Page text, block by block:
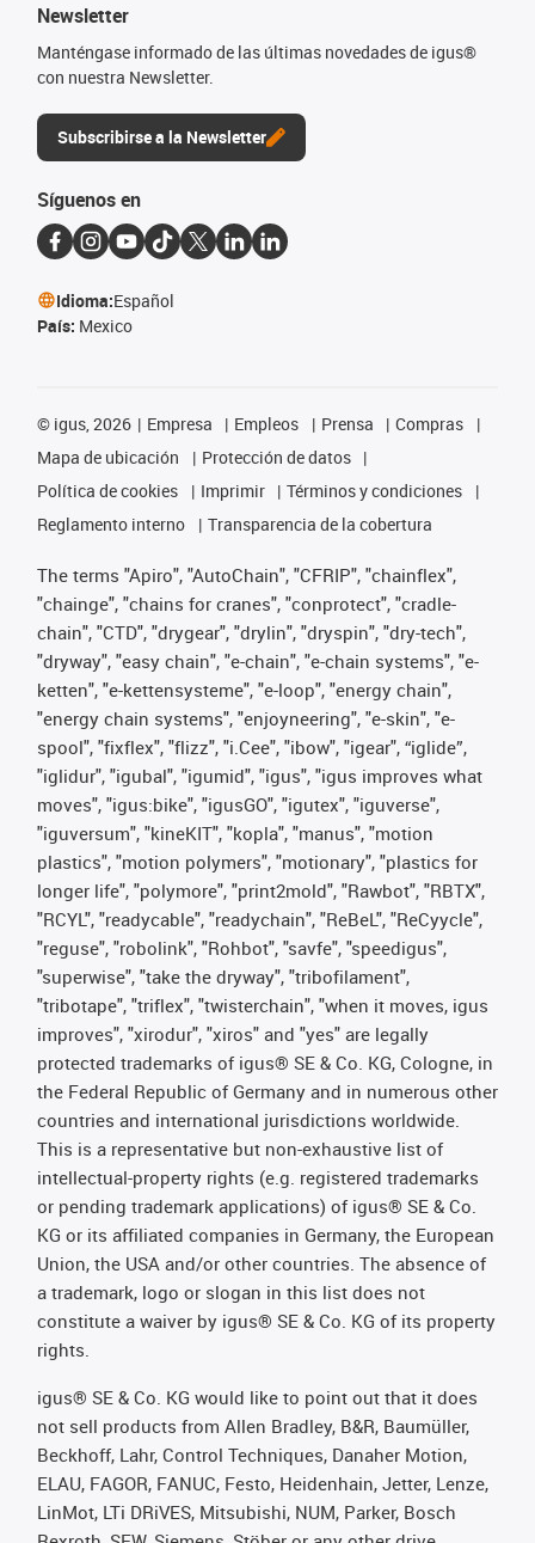
Newsletter
Manténgase informado de las últimas novedades de igus®
con nuestra Newsletter.
Subscribirse a la Newsletter
Síguenos en
Idioma:Español
País: Mexico
© igus, 2026 Empresa Empleos Prensa
Compras
Mapa de ubicación
Protección de datos
Política de cookies
Imprimir
Términos y condiciones
Reglamento interno
Transparencia de la cobertura
The terms "Apiro", "AutoChain", "CFRIP", "chainflex",
"chainge", "chains for cranes", "conprotect", "cradle-
chain", "CTD", "drygear", "drylin", "dryspin", "dry-tech",
"dryway", "easy chain", "e-chain", "e-chain systems", "e-
ketten", "e-kettensysteme", "e-loop", "energy chain",
"energy chain systems", "enjoyneering", "e-skin", "e-
spool", "fixflex", "flizz", "i.Cee", "ibow", "igear", “iglide”,
"iglidur", "igubal", "igumid", "igus", "igus improves what
moves", "igus:bike", "igusGO", "igutex", "iguverse",
"iguversum", "kineKIT", "kopla", "manus", "motion
plastics", "motion polymers", "motionary", "plastics for
longer life", "polymore", "print2mold", "Rawbot", "RBTX",
"RCYL", "readycable", "readychain", "ReBeL", "ReCyycle",
"reguse", "robolink", "Rohbot", "savfe", "speedigus",
"superwise", "take the dryway", "tribofilament",
"tribotape", "triflex", "twisterchain", "when it moves, igus
improves", "xirodur", "xiros" and "yes" are legally
protected trademarks of igus® SE & Co. KG, Cologne, in
the Federal Republic of Germany and in numerous other
countries and international jurisdictions worldwide.
This is a representative but non-exhaustive list of
intellectual-property rights (e.g. registered trademarks
or pending trademark applications) of igus® SE & Co.
KG or its affiliated companies in Germany, the European
Union, the USA and/or other countries. The absence of
a trademark, logo or slogan in this list does not
constitute a waiver by igus® SE & Co. KG of its property
rights.
igus® SE & Co. KG would like to point out that it does
not sell products from Allen Bradley, B&R, Baumüller,
Beckhoff, Lahr, Control Techniques, Danaher Motion,
ELAU, FAGOR, FANUC, Festo, Heidenhain, Jetter, Lenze,
LinMot, LTi DRiVES, Mitsubishi, NUM, Parker, Bosch